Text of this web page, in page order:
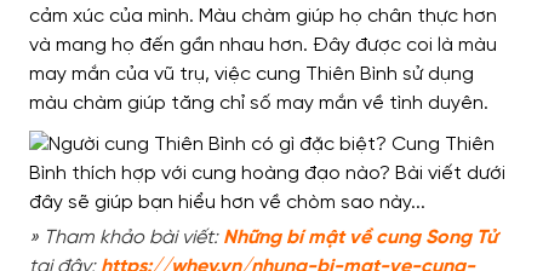
cảm xúc của mình. Màu chàm giúp họ chân thực hơn
và mang họ đến gần nhau hơn. Đây được coi là màu
may mắn của vũ trụ, việc cung Thiên Bình sử dụng
màu chàm giúp tăng chỉ số may mắn về tình duyên.
» Tham khảo bài viết: Những bí mật về cung Song Tử